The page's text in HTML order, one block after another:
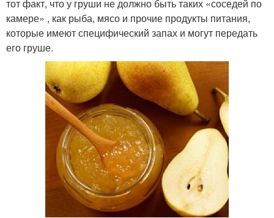
тот факт, что у груши не должно быть таких «соседей по
камере» , как рыба, мясо и прочие продукты питания,
которые имеют специфический запах и могут передать
его груше.